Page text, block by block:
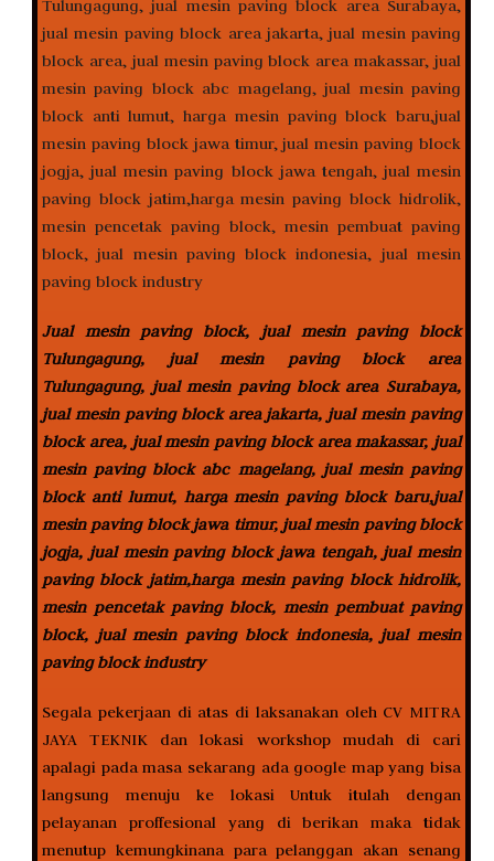
Jual mesin paving block, jual mesin paving block
Tulungagung, jual mesin paving block area
Tulungagung, jual mesin paving block area Surabaya,
jual mesin paving block area jakarta, jual mesin paving
block area, jual mesin paving block area makassar, jual
mesin paving block abc magelang, jual mesin paving
block anti lumut, harga mesin paving block baru,jual
mesin paving block jawa timur, jual mesin paving block
jogja, jual mesin paving block jawa tengah, jual mesin
paving block jatim,harga mesin paving block hidrolik,
mesin pencetak paving block, mesin pembuat paving
block, jual mesin paving block indonesia, jual mesin
paving block industry
Segala pekerjaan di atas di laksanakan oleh CV MITRA
JAYA TEKNIK dan lokasi workshop mudah di cari
apalagi pada masa sekarang ada google map yang bisa
langsung menuju ke lokasi Untuk itulah dengan
pelayanan proffesional yang di berikan maka tidak
menutup kemungkinana para pelanggan akan senang